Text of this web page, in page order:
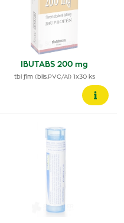
IBUTABS 200 mg
tbl flm (blis.PVC/Al) 1x30 ks